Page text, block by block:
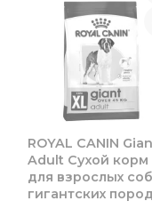
ROYAL CANIN
Adult Сухой корм
для взрослых
гигантских пород